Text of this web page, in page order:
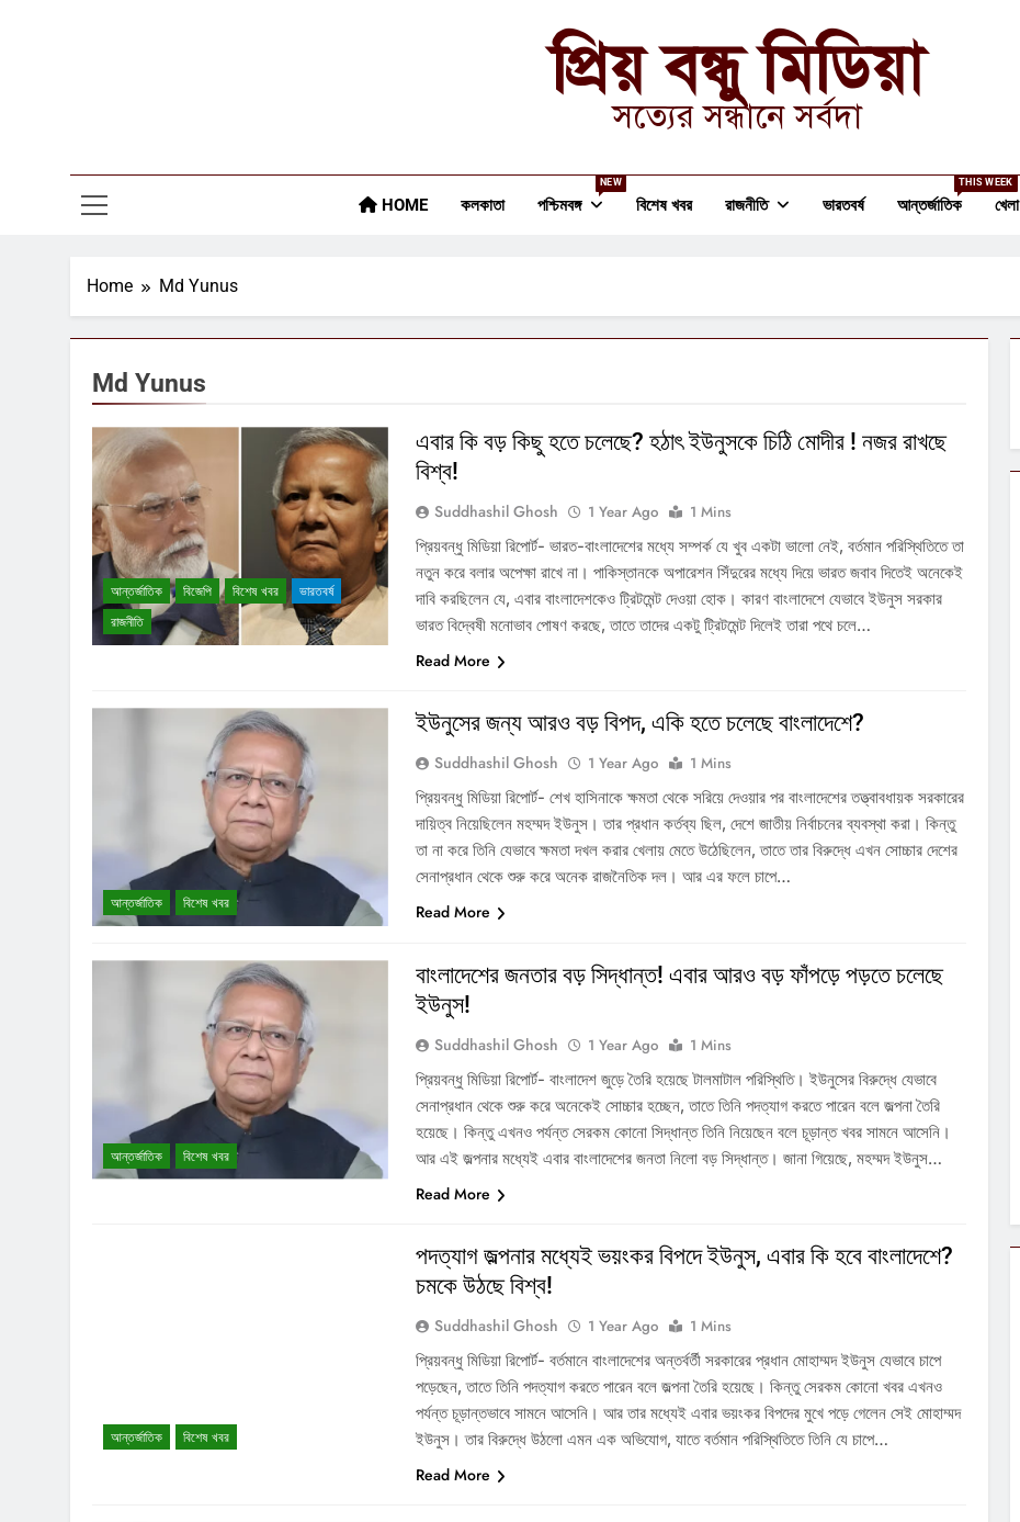
প্রিয় বন্ধু মিডিয়া
সত্যের সন্ধানে সর্বদা
HOME কলকাতা পশ্চিমবঙ্গ
NEW
বিশেষ খবর রাজনীতি ভারতবর্ষ আন্তর্জাতিক
THIS WEEK
খেলা
Home Md Yunus
Md Yunus
আন্তর্জাতিক বিজেপি বিশেষ খবর
ভারতবর্ষ
রাজনীতি
এবার কি বড় কিছু হতে চলেছে? হঠাৎ ইউনুসকে চিঠি মোদীর ! নজর রাখছে
বিশ্ব!
Suddhashil Ghosh 1 Year Ago
1 Mins
প্রিয়বন্ধু মিডিয়া রিপোর্ট- ভারত-বাংলাদেশের মধ্যে সম্পর্ক যে খুব একটা ভালো নেই, বর্তমান পরিস্থিতিতে তা
নতুন করে বলার অপেক্ষা রাখে না। পাকিস্তানকে অপারেশন সিঁদুরের মধ্যে দিয়ে ভারত জবাব দিতেই অনেকেই
দাবি করছিলেন যে, এবার বাংলাদেশকেও ট্রিটমেন্ট দেওয়া হোক। কারণ বাংলাদেশে যেভাবে ইউনুস সরকার
ভারত বিদ্বেষী মনোভাব পোষণ করছে, তাতে তাদের একটু ট্রিটমেন্ট দিলেই তারা পথে চলে…
Read More
আন্তর্জাতিক বিশেষ খবর
ইউনুসের জন্য আরও বড় বিপদ, একি হতে চলেছে বাংলাদেশে?
Suddhashil Ghosh 1 Year Ago
1 Mins
প্রিয়বন্ধু মিডিয়া রিপোর্ট- শেখ হাসিনাকে ক্ষমতা থেকে সরিয়ে দেওয়ার পর বাংলাদেশের তত্ত্বাবধায়ক সরকারের
দায়িত্ব নিয়েছিলেন মহম্মদ ইউনুস। তার প্রধান কর্তব্য ছিল, দেশে জাতীয় নির্বাচনের ব্যবস্থা করা। কিন্তু
তা না করে তিনি যেভাবে ক্ষমতা দখল করার খেলায় মেতে উঠেছিলেন, তাতে তার বিরুদ্ধে এখন সোচ্চার দেশের
সেনাপ্রধান থেকে শুরু করে অনেক রাজনৈতিক দল। আর এর ফলে চাপে…
Read More
আন্তর্জাতিক বিশেষ খবর
বাংলাদেশের জনতার বড় সিদ্ধান্ত! এবার আরও বড় ফাঁপড়ে পড়তে চলেছে
ইউনুস!
Suddhashil Ghosh 1 Year Ago
1 Mins
প্রিয়বন্ধু মিডিয়া রিপোর্ট- বাংলাদেশ জুড়ে তৈরি হয়েছে টালমাটাল পরিস্থিতি। ইউনুসের বিরুদ্ধে যেভাবে
সেনাপ্রধান থেকে শুরু করে অনেকেই সোচ্চার হচ্ছেন, তাতে তিনি পদত্যাগ করতে পারেন বলে জল্পনা তৈরি
হয়েছে। কিন্তু এখনও পর্যন্ত সেরকম কোনো সিদ্ধান্ত তিনি নিয়েছেন বলে চূড়ান্ত খবর সামনে আসেনি।
আর এই জল্পনার মধ্যেই এবার বাংলাদেশের জনতা নিলো বড় সিদ্ধান্ত। জানা গিয়েছে, মহম্মদ ইউনুস…
Read More
আন্তর্জাতিক বিশেষ খবর
পদত্যাগ জল্পনার মধ্যেই ভয়ংকর বিপদে ইউনুস, এবার কি হবে বাংলাদেশে?
চমকে উঠছে বিশ্ব!
Suddhashil Ghosh 1 Year Ago
1 Mins
প্রিয়বন্ধু মিডিয়া রিপোর্ট- বর্তমানে বাংলাদেশের অন্তর্বর্তী সরকারের প্রধান মোহাম্মদ ইউনুস যেভাবে চাপে
পড়েছেন, তাতে তিনি পদত্যাগ করতে পারেন বলে জল্পনা তৈরি হয়েছে। কিন্তু সেরকম কোনো খবর এখনও
পর্যন্ত চূড়ান্তভাবে সামনে আসেনি। আর তার মধ্যেই এবার ভয়ংকর বিপদের মুখে পড়ে গেলেন সেই মোহাম্মদ
ইউনুস। তার বিরুদ্ধে উঠলো এমন এক অভিযোগ, যাতে বর্তমান পরিস্থিতিতে তিনি যে চাপে…
Read More